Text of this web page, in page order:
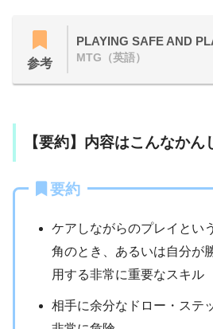
参考
PLAYING SAFE AND
MTG（英語）
【要約】内容はこんなかん
要約
ケアしながらのプレイとい
角のとき、あるいは自分が
用する非常に重要なスキル
相手に余分なドロー・ステ